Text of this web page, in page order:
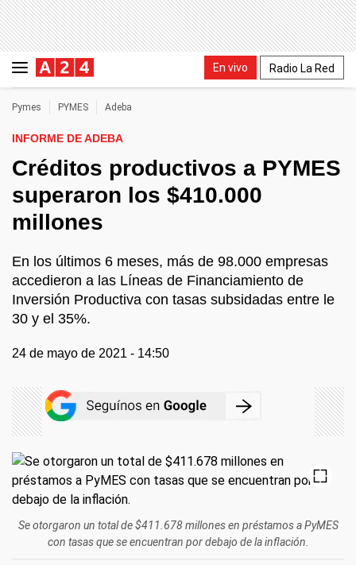
En vivo Radio La Red
Pymes PYMES Adeba
INFORME DE ADEBA
Créditos productivos a PYMES
superaron los $410.000
millones
En los últimos 6 meses, más de 98.000 empresas
accedieron a las Líneas de Financiamiento de
Inversión Productiva con tasas subsidadas entre le
30 y el 35%.
24 de mayo de 2021 - 14:50
Se otorgaron un total de $411.678 millones en préstamos a PyMES
con tasas que se encuentran por debajo de la inflación.